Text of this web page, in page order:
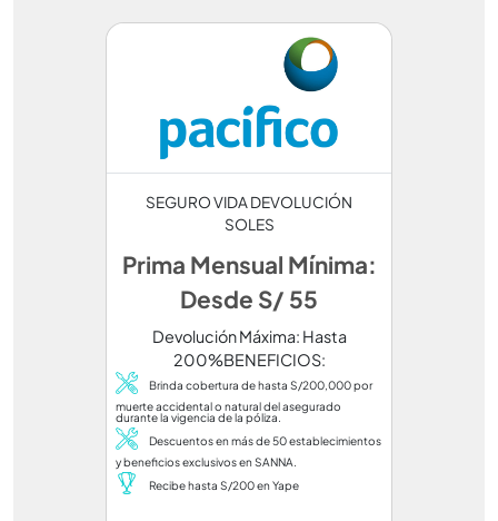
SEGURO VIDA DEVOLUCIÓN
SOLES
Prima Mensual Mínima:
Desde S/ 55
Devolución Máxima: Hasta
200%BENEFICIOS:
Brinda cobertura de hasta S/200,000 por
muerte accidental o natural del asegurado
durante la vigencia de la póliza.
Descuentos en más de 50 establecimientos
y beneficios exclusivos en SANNA.
Recibe hasta S/200 en Yape